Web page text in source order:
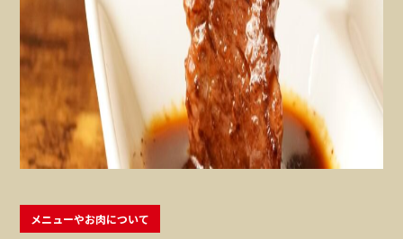
メニューやお肉について